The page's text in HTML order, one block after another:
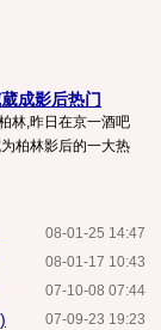
成影后热门
林,昨日在京一酒吧
柏林影后的一大热
08-01-25 14:47
08-01-17 10:43
07-10-08 07:44
07-09-23 19:23